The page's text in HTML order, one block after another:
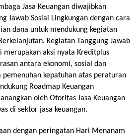
Jasa Keuangan diwajibkan
Jawab Sosial Lingkungan dengan cara
dana untuk mendukung kegiatan
Kegiatan Tanggung Jawab
merupakan aksi nyata Kreditplus
antara ekonomi, sosial dan
pemenuhan kepatuhan atas peraturan
Roadmap Keuangan
oleh Otoritas Jasa Keuangan
di sektor jasa keuangan.
dengan peringatan Hari Menanam